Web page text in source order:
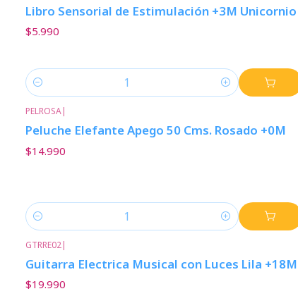
Libro Sensorial de Estimulación +3M Unicornio
$5.990
Cantidad
PELROSA|
Peluche Elefante Apego 50 Cms. Rosado +0M
$14.990
Cantidad
GTRRE02|
Guitarra Electrica Musical con Luces Lila +18M
$19.990